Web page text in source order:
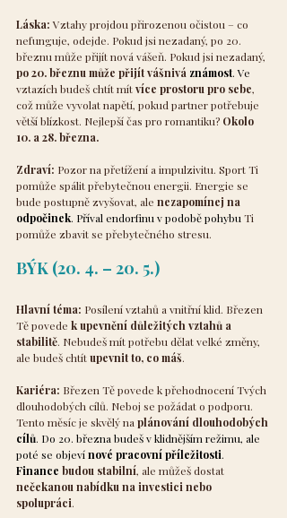
Láska: Vztahy projdou přirozenou očistou – co
nefunguje, odejde. Pokud jsi nezadaný, po 20.
březnu může přijít nová vášeň. Pokud jsi nezadaný,
po 20. březnu může přijít vášnivá známost. Ve
vztazích budeš chtít mít více prostoru pro sebe,
což může vyvolat napětí, pokud partner potřebuje
větší blízkost. Nejlepší čas pro romantiku? Okolo
10. a 28. března.
Zdraví: Pozor na přetížení a impulzivitu. Sport Ti
pomůže spálit přebytečnou energii. Energie se
bude postupně zvyšovat, ale nezapomínej na
odpočinek. Příval endorfinu v podobě pohybu Ti
pomůže zbavit se přebytečného stresu.
BÝK (20. 4. – 20. 5.)
Hlavní téma: Posílení vztahů a vnitřní klid. Březen
Tě povede k upevnění důležitých vztahů a
stabilitě. Nebudeš mít potřebu dělat velké změny,
ale budeš chtít upevnit to, co máš.
Kariéra: Březen Tě povede k přehodnocení Tvých
dlouhodobých cílů. Neboj se požádat o podporu.
Tento měsíc je skvělý na plánování dlouhodobých
cílů. Do 20. března budeš v klidnějším režimu, ale
poté se objeví nové pracovní příležitosti.
Finance budou stabilní, ale můžeš dostat
nečekanou nabídku na investici nebo
spolupráci.